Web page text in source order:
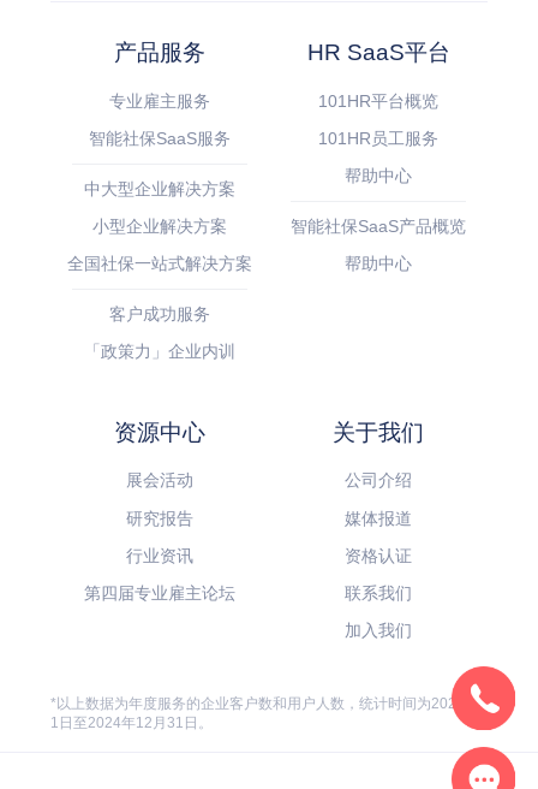
产品服务
专业雇主服务
智能社保SaaS服务
中大型企业解决方案
小型企业解决方案
全国社保一站式解决方案
客户成功服务
「政策力」企业内训
HR SaaS平台
101HR平台概览
101HR员工服务
帮助中心
智能社保SaaS产品概览
帮助中心
资源中心
展会活动
研究报告
行业资讯
第四届专业雇主论坛
关于我们
公司介绍
媒体报道
资格认证
联系我们
加入我们
*以上数据为年度服务的企业客户数和用户人数，统计时间为2024年1月
1日至2024年12月31日。